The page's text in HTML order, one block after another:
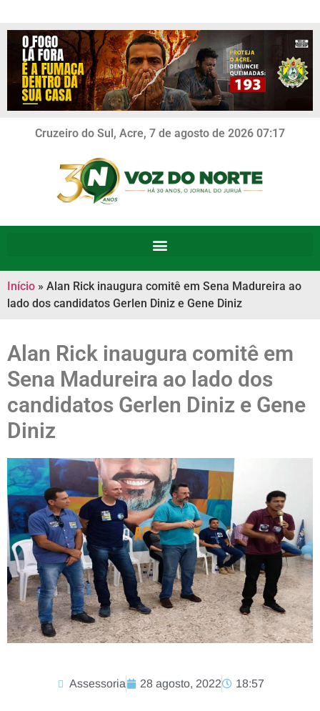
Cruzeiro do Sul, Acre, 7 de agosto de 2026 07:17
Início » Alan Rick inaugura comitê em Sena Madureira ao
lado dos candidatos Gerlen Diniz e Gene Diniz
Alan Rick inaugura comitê em
Sena Madureira ao lado dos
candidatos Gerlen Diniz e Gene
Diniz
Assessoria 28 agosto, 2022 18:57